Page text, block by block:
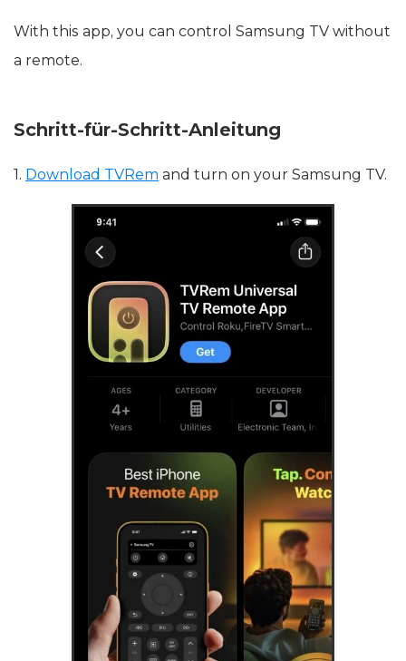
With this app, you can control Samsung TV without
a remote.
Schritt-für-Schritt-Anleitung
1. Download TVRem and turn on your Samsung TV.